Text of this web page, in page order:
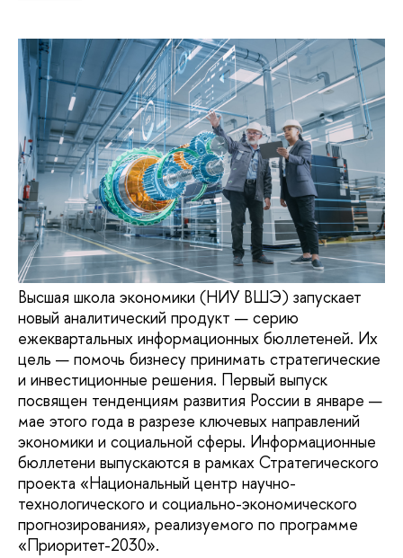
Высшая школа экономики (НИУ ВШЭ) запускает
новый аналитический продукт — серию
ежеквартальных информационных бюллетеней. Их
цель — помочь бизнесу принимать стратегические
и инвестиционные решения. Первый выпуск
посвящен тенденциям развития России в январе —
мае этого года в разрезе ключевых направлений
экономики и социальной сферы. Информационные
бюллетени выпускаются в рамках Стратегического
проекта «Национальный центр научно-
технологического и социально-экономического
прогнозирования», реализуемого по программе
«Приоритет-2030».